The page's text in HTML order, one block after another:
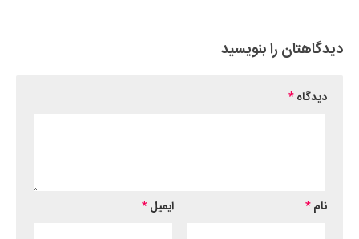
دیدگاهتان را بنویسید
دیدگاه*
نام* ایمیل*